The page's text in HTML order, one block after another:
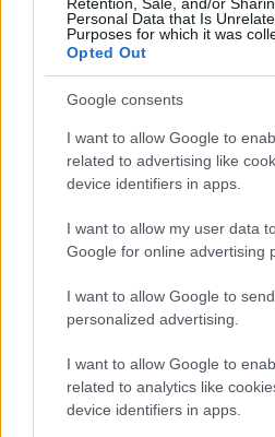
Personal Data that Is
Purposes for which it was
Opted Out
Google consents
I want to allow Google to
related to advertising like
device identifiers in apps.
I want to allow my user data
Google for online advertising
I want to allow Google to
personalized advertising.
I want to allow Google to
related to analytics like
device identifiers in apps.
Continua a leggere
BASKET
Europeo Under 18 femminile:
l’Ungheria in rimonta e vola ai